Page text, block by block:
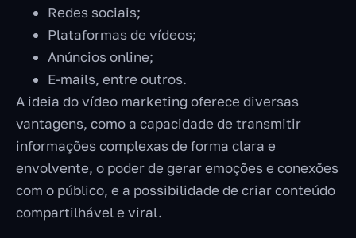
Redes sociais;
Plataformas de vídeos;
Anúncios online;
E-mails, entre outros.
A ideia do vídeo marketing oferece diversas
vantagens, como a capacidade de transmitir
informações complexas de forma clara e
envolvente, o poder de gerar emoções e conexões
com o público, e a possibilidade de criar conteúdo
compartilhável e viral.